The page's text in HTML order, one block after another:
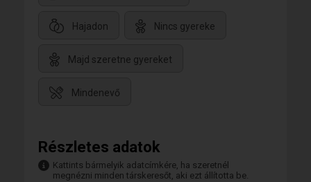
Hajadon Nincs gyereke
Majd szeretne gyereket
Mindenevő
Részletes adatok
Kattints bármelyik adatcímkére, ha szeretnél
megnézni minden társkeresőt, aki ezt állította be.